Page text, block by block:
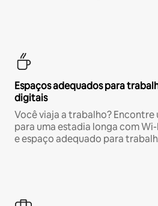
Espaços adequados para
digitais
Você viaja a trabalho?
para uma estadia longa com
e espaço adequado para